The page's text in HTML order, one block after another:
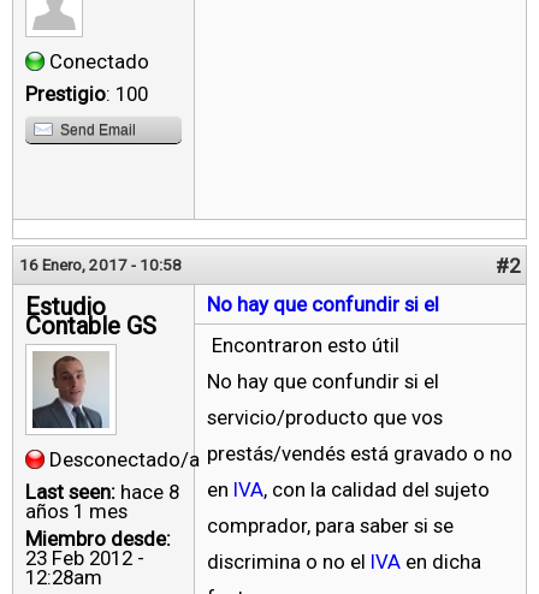
Conectado
Prestigio: 100
Send Email
16 Enero, 2017 - 10:58 #2
Estudio
Contable GS
Desconectado/a
Last seen: hace 8
años 1 mes
Miembro desde:
23 Feb 2012 -
12:28am
No hay que confundir si el
Encontraron esto útil
No hay que confundir si el
servicio/producto que vos
prestás/vendés está gravado o no
en IVA, con la calidad del sujeto
comprador, para saber si se
discrimina o no el IVA en dicha